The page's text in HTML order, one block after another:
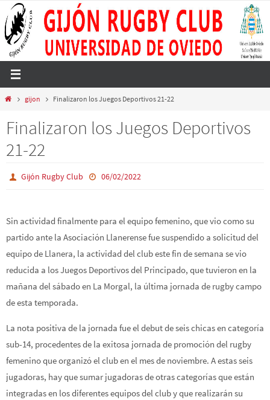
al
contenido
Iniciogijon Finalizaron los Juegos Deportivos 21-22
Finalizaron los Juegos Deportivos
21-22
Gijón Rugby Club 06/02/2022
Sin actividad finalmente para el equipo femenino, que vio como su
partido ante la Asociación Llanerense fue suspendido a solicitud del
equipo de Llanera, la actividad del club este fin de semana se vio
reducida a los Juegos Deportivos del Principado, que tuvieron en la
mañana del sábado en La Morgal, la última jornada de rugby campo
de esta temporada.
La nota positiva de la jornada fue el debut de seis chicas en categoría
sub-14, procedentes de la exitosa jornada de promoción del rugby
femenino que organizó el club en el mes de noviembre. A estas seis
jugadoras, hay que sumar jugadoras de otras categorías que están
integradas en los diferentes equipos del club y que realizarán su